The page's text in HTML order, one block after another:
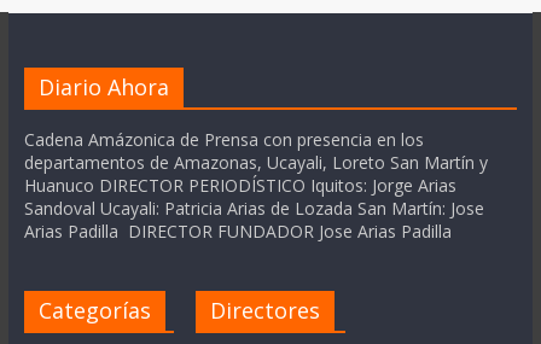
Diario Ahora
Cadena Amázonica de Prensa con presencia en los
departamentos de Amazonas, Ucayali, Loreto San Martín y
Huanuco DIRECTOR PERIODÍSTICO Iquitos: Jorge Arias
Sandoval Ucayali: Patricia Arias de Lozada San Martín: Jose
Arias Padilla DIRECTOR FUNDADOR Jose Arias Padilla
Categorías Directores